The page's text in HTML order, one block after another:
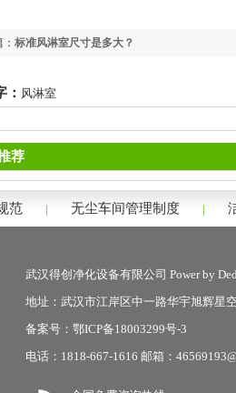
标准风淋室尺寸是多大？
： 风淋室
荐
范 | 无尘车间管理制度 |
武汉得创净化设备有限公司 Power by
地址：武汉市江岸区中一路华宇旭辉星
备案号： 鄂ICP备18003299号-3
电话：1818-667-1616 邮箱：